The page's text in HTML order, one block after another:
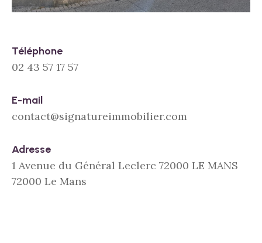
Téléphone
02 43 57 17 57
E-mail
contact@signatureimmobilier.com
Adresse
1 Avenue du Général Leclerc 72000 LE MANS
72000 Le Mans